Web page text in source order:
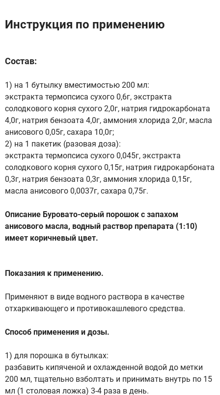
Инструкция по применению
Состав:
1) на 1 бутылку вместимостью 200 мл:
экстракта термопсиса сухого 0,6г, экстракта
солодкового корня сухого 2,0г, натрия гидрокарбоната
4,0г, натрия бензоата 4,0г, аммония хлорида 2,0г, масла
анисового 0,05г, сахара 10,0г;
2) на 1 пакетик (разовая доза):
экстракта термопсиса сухого 0,045г, экстракта
солодкового корня сухого 0,15г, натрия гидрокарбоната
0,3г, натрия бензоата 0,3г, аммония хлорида 0,15г,
масла анисового 0,0037г, сахара 0,75г.
Описание Буровато-серый порошок с запахом
анисового масла, водный раствор препарата (1:10)
имеет коричневый цвет.
Показания к применению.
Применяют в виде водного раствора в качестве
отхаркивающего и противокашлевого средства.
Способ применения и дозы.
1) для порошка в бутылках:
разбавить кипяченой и охлажденной водой до метки
200 мл, тщательно взболтать и принимать внутрь по 15
мл (1 столовая ложка) 3-4 раза в день.